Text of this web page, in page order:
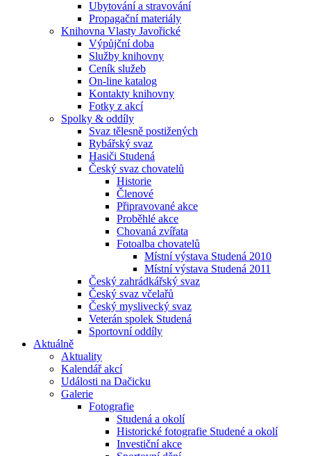
Ubytování a stravování
Propagační materiály
Knihovna Vlasty Javořické
Výpůjční doba
Služby knihovny
Ceník služeb
On-line katalog
Kontakty knihovny
Fotky z akcí
Spolky & oddíly
Svaz tělesně postižených
Rybářský svaz
Hasiči Studená
Český svaz chovatelů
Historie
Členové
Připravované akce
Proběhlé akce
Chovaná zvířata
Fotoalba chovatelů
Místní výstava Studená 2010
Místní výstava Studená 2011
Český zahrádkářský svaz
Český svaz včelařů
Český myslivecký svaz
Veterán spolek Studená
Sportovní oddíly
Aktuálně
Aktuality
Kalendář akcí
Události na Dačicku
Galerie
Fotografie
Studená a okolí
Historické fotografie Studené a okolí
Investiční akce